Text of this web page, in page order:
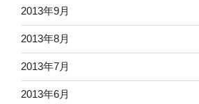
2013年9月
2013年8月
2013年7月
2013年6月